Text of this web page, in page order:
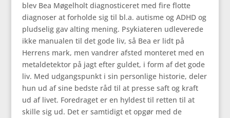
blev Bea Møgelholt diagnosticeret med fire flotte
diagnoser at forholde sig til bl.a. autisme og ADHD og
pludselig gav alting mening. Psykiateren udleverede
ikke manualen til det gode liv, så Bea er lidt på
Herrens mark, men vandrer afsted monteret med en
metaldetektor på jagt efter guldet, i form af det gode
liv. Med udgangspunkt i sin personlige historie, deler
hun ud af sine bedste råd til at presse saft og kraft
ud af livet. Foredraget er en hyldest til retten til at
skille sig ud. Det er samtidigt et opgør med de